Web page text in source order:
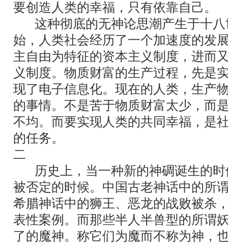
要创造人类的幸福，只有依靠自己。
这种彻底的无神论思潮产生于十八
始，人类社会经历了一个加速度的发
主自由为特征的资本主义制度，进而
义制度。物质财富的生产过程，先是
现了电子信息化。现在的人类，生产
的事情。不是苦于物质财富太少，而
不均。而要实现人类的共同幸福，是
的任务。
二
历史上，当一种新的神碉诞生的时
被否定的时候。中国古老神话中的所
希腊神话中的狮王、恶龙的战败被杀
表性案例。而那些半人半兽型的所谓
了的魔神。称它们为魔而不称为神，